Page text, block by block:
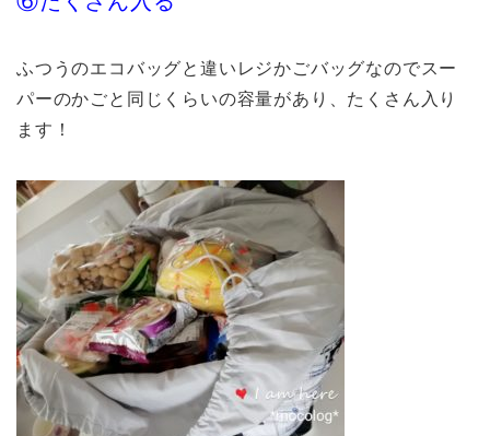
ふつうのエコバッグと違いレジかごバッグなのでスー
パーのかごと同じくらいの容量があり、たくさん入り
ます！